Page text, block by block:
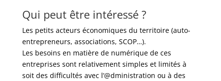
Qui peut être intéressé ?
Les petits acteurs économiques du territoire (auto-
entrepreneurs, associations, SCOP…).
Les besoins en matière de numérique de ces
entreprises sont relativement simples et limités à
soit des difficultés avec l’@dministration ou à des